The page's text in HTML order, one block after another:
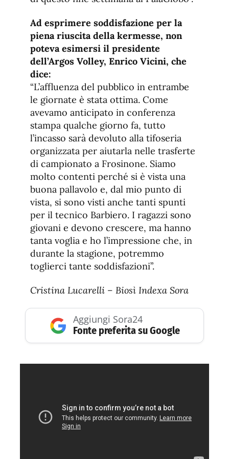
Ad esprimere soddisfazione per la
piena riuscita della kermesse, non
poteva esimersi il presidente
dell’Argos Volley, Enrico Vicini, che
dice:
“L’affluenza del pubblico in entrambe
le giornate è stata ottima. Come
avevamo anticipato in conferenza
stampa qualche giorno fa, tutto
l’incasso sarà devoluto alla tifoseria
organizzata per aiutarla nelle trasferte
di campionato a Frosinone. Siamo
molto contenti perché si è vista una
buona pallavolo e, dal mio punto di
vista, si sono visti anche tanti spunti
per il tecnico Barbiero. I ragazzi sono
giovani e devono crescere, ma hanno
tanta voglia e ho l’impressione che, in
durante la stagione, potremmo
toglierci tante soddisfazioni”.
Cristina Lucarelli – Biosì Indexa Sora
Aggiungi Sora24
Fonte preferita su Google